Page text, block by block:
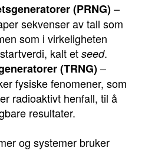
(PRNG)–
sekvenser av tall som
som i virkeligheten
kalt et seed.
(TRNG)–
fysiske fenomener, som
radioaktivt henfall, til å
resultater.
og systemer bruker